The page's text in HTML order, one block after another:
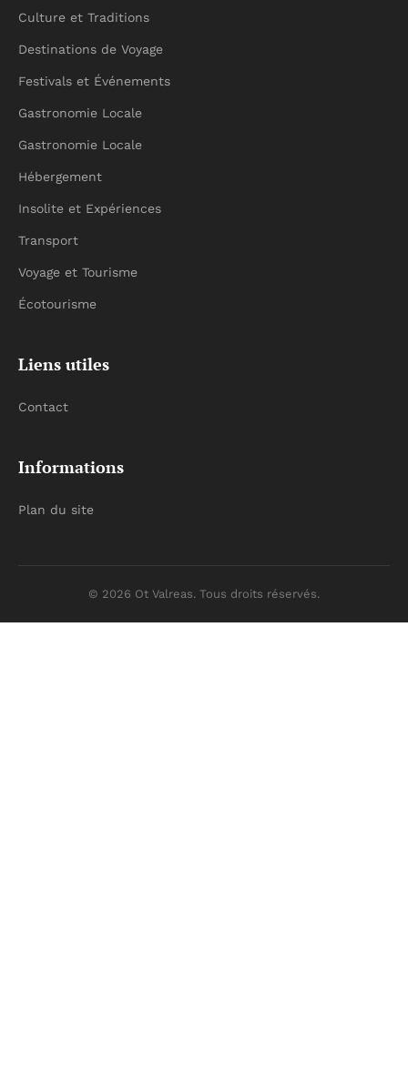
Culture et Traditions
Destinations de Voyage
Festivals et Événements
Gastronomie Locale
Gastronomie Locale
Hébergement
Insolite et Expériences
Transport
Voyage et Tourisme
Écotourisme
Liens utiles
Contact
Informations
Plan du site
© 2026 Ot Valreas. Tous droits réservés.